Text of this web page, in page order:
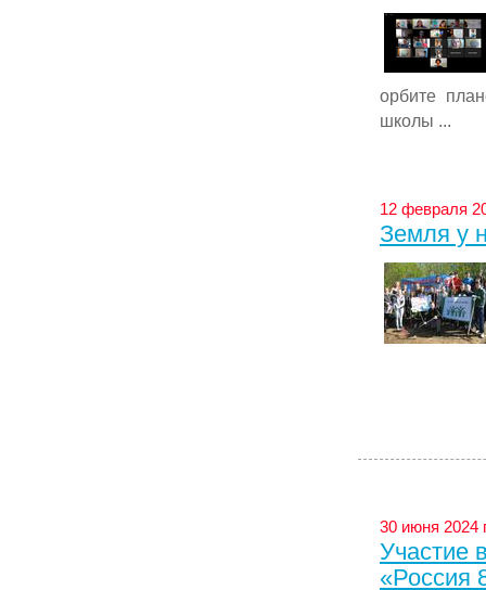
орбите
школы ...
12 февраля
Земля у
30 июня 2024
Участие
«Россия